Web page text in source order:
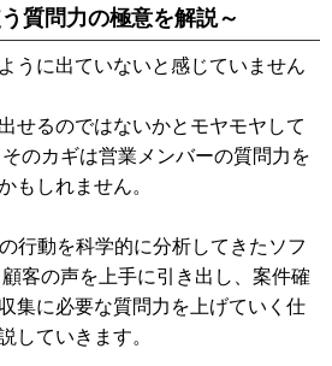
質問力の極意を解説～
うに出ていないと感じていません
せるのではないかとモヤモヤして
のカギは営業メンバーの質問力を
もしれません。
行動を科学的に分析してきたソフ
客の声を上手に引き出し、案件確
集に必要な質問力を上げていく仕
していきます。